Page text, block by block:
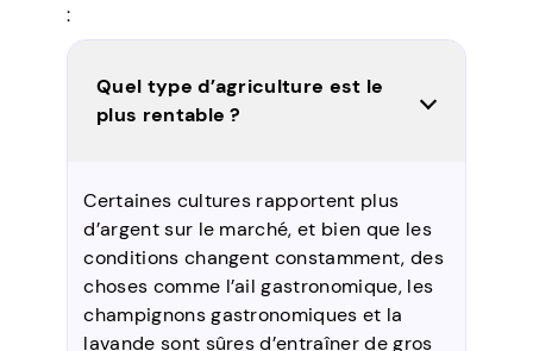
:
Quel type d’agriculture est le
plus rentable ?
Certaines cultures rapportent plus
d’argent sur le marché, et bien que les
conditions changent constamment, des
choses comme l’ail gastronomique, les
champignons gastronomiques et la
lavande sont sûres d’entraîner de gros